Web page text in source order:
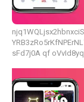
sFd7j0A qf